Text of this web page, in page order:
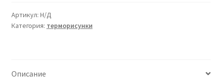
Артикул: Н/Д
Категория: терморисунки
Описание